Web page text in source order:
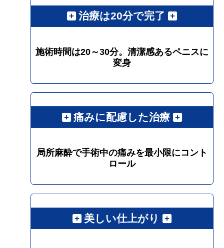
治療は20分で完了
施術時間は20～30分。清潔感あるペニスに
変身
痛みに配慮した治療
局所麻酔で手術中の痛みを最小限にコント
ロール
美しい仕上がり